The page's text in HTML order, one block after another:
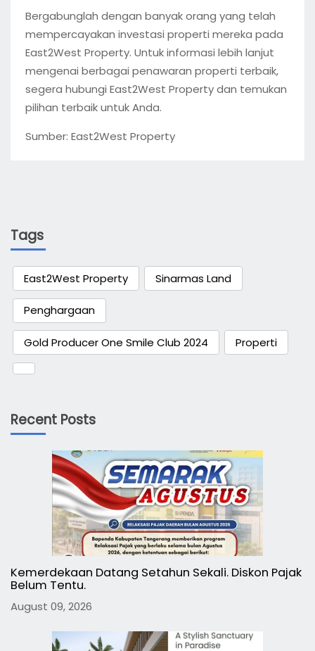
Bergabunglah dengan banyak orang yang telah
mempercayakan investasi properti mereka pada
East2West Property. Untuk informasi lebih lanjut
mengenai berbagai penawaran properti terbaik,
segera hubungi East2West Property dan temukan
pilihan terbaik untuk Anda.
Sumber: East2West Property
Tags
East2West Property Sinarmas Land
Penghargaan
Gold Producer One Smile Club 2024 Properti
Recent Posts
Kemerdekaan Datang Setahun Sekali. Diskon Pajak
Belum Tentu.
August 09, 2026